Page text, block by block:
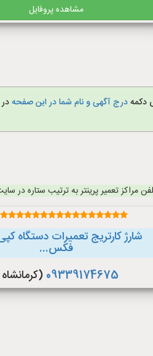
مشاهده پروفایل
دکمهدرج آگهی و نام شما در این صفحه
مراکز تعمیر پرینتر به ترتیب ستاره در
شارژ کارتریج تعمیرات دستگاه
فکس...
09339174675